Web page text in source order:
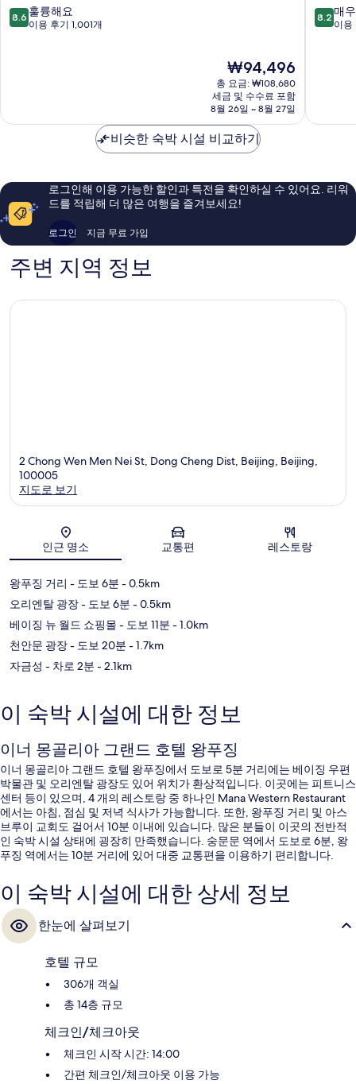
베
이
징
10
점
륭
용
기
1,001
8.6 훌륭해요
이용 후기 1,001개
현
재
요
금
₩94,496
₩94,496
총 요금: ₩108,680
세금 및 수수료 포함
8월 26일 ~ 8월 27일
이
징
10
점
우
이
용
8.2 매
이용
비슷한 숙박 시설 비교하기
로그인해 이용 가능한 할인과 특전을 확인하실 수 있어요. 리워
드를 적립해 더 많은 여행을 즐겨보세요!
로그인 지금 무료 가입
주변 지역 정보
2 Chong Wen Men Nei St, Dong Cheng Dist, Beijing, Beijing,
100005
지도로 보기
인근 명소 교통편 레스토랑
왕푸징 거리 - 도보 6분 - 0.5km
오리엔탈 광장- 도보 6분 - 0.5km
베이징 뉴 월드 쇼핑몰 - 도보 11분 - 1.0km
천안문 광장- 도보 20분 - 1.7km
자금성 - 차로 2분 - 2.1km
이 숙박 시설에 대한 정보
이너 몽골리아 그랜드 호텔 왕푸징
이너 몽골리아 그랜드 호텔 왕푸징에서 도보로 5분 거리에는 베이징 우편
박물관 및 오리엔탈 광장도 있어 위치가 환상적입니다. 이곳에는 피트니스
센터 등이 있으며, 4 개의 레스토랑 중 하나인 Mana Western Restaurant
에서는 아침, 점심 및 저녁 식사가 가능합니다. 또한, 왕푸징 거리 및 아스
브루이 교회도 걸어서 10분 이내에 있습니다. 많은 분들이 이곳의 전반적
인 숙박 시설 상태에 굉장히 만족했습니다. 숭문문 역에서 도보로 6분, 왕
푸징 역에서는 10분 거리에 있어 대중 교통편을 이용하기 편리합니다.
이 숙박 시설에 대한 상세 정보
한눈에 살펴보기
호텔 규모
306개 객실
총 14층 규모
체크인/체크아웃
체크인 시작 시간: 14:00
간편 체크인/체크아웃 이용 가능